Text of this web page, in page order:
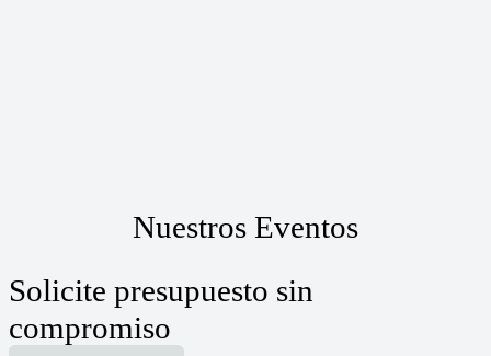
Nuestros Eventos
Solicite presupuesto sin
compromiso